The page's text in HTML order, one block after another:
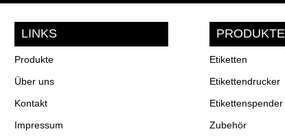
LINKS
Produkte
Über uns
Kontakt
Impressum
PRODUKTE
Etiketten
Etikettendrucker
Etikettenspender
Zubehör